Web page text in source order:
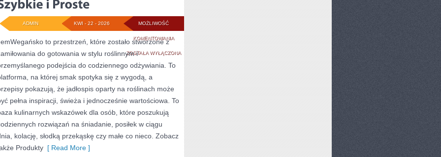
MOŻLIWOŚĆ
KOMENTOWANIASZYBKIE
I
PROSTE
ZOSTAŁA WYŁĄCZONA
KWI - 22 - 2026
ADMIN
to przestrzeń, które zostało stworzone z
do gotowania w stylu roślinnym i
podejścia do codziennego odżywiania. To
na której smak spotyka się z wygodą, a
pokazują, że jadłospis oparty na roślinach może
pełna inspiracji, świeża i jednocześnie wartościowa. To
kulinarnych wskazówek dla osób, które poszukują
rozwiązań na śniadanie, posiłek w ciągu
kolację, słodką przekąskę czy małe co nieco. Zobacz
Produkty [ Read More ]